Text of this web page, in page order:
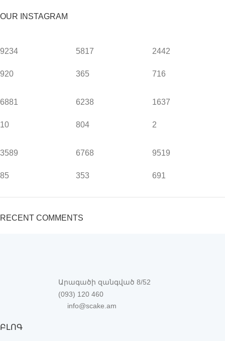
OUR INSTAGRAM
9234
920
5817
365
2442
716
6881
10
6238
804
1637
2
3589
85
6768
353
9519
691
RECENT COMMENTS
Արագածի զանգված 8/52
(093) 120 460
info@scake.am
ԲԼՈԳ